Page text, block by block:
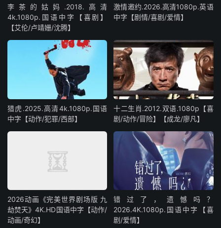
李茶的姑妈.2018.高清
4k.1080p.国语中字【喜剧】
【艾伦/卢靖姗/沈腾】
激情邀约.2026.高清1080p.英语
中字【剧情/喜剧/爱情】
猎虎.2025.高清4k.1080p.国语
中字【动作/犯罪/西部】
十二生肖.2012.双语.1080p【喜
剧/动作/冒险】【成龙/廖凡】
2026动画《完美世界剧场版 九
劫焚天》4K.HD国语中字【动作/
动画/奇幻】
错过了，遗憾吗？
2026.4K.1080p.国语中字【喜
剧/爱情】